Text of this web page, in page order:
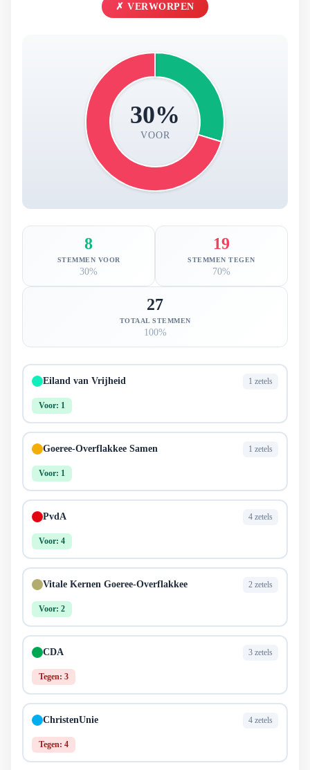
✗ VERWORPEN
30%
VOOR
8
STEMMEN VOOR
30%
19
STEMMEN TEGEN
70%
27
TOTAAL STEMMEN
100%
Eiland van Vrijheid 1 zetels
Voor: 1
Goeree-Overflakkee Samen 1 zetels
Voor: 1
PvdA 4 zetels
Voor: 4
Vitale Kernen Goeree-Overflakkee 2 zetels
Voor: 2
CDA 3 zetels
Tegen: 3
ChristenUnie 4 zetels
Tegen: 4